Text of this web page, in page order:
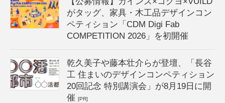
がタッグ、家具・木工品デザインコン
ペティション「CDM Digi Fab
COMPETITION 2026」を初開催
乾久美子や藤本壮介らが登壇、「長谷
工 住まいのデザインコンペティション
20回記念 特別講演会」が8月19日に開
催[PR]